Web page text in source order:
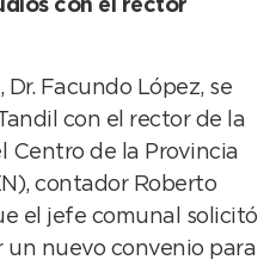
con el rector
Facundo López, se
con el rector de la
Centro de la Provincia
contador Roberto
el jefe comunal solicitó
un nuevo convenio para